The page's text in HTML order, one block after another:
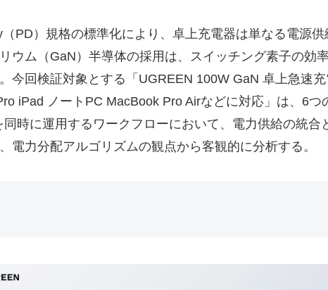
PD）規格の標準化により、卓上充電器は単なる電源
ウム（GaN）半導体の採用は、スイッチング素子の効
今回検証対象とする「UGREEN 100W GaN 卓上急速
iPad ノートPC MacBook Pro Airなどに対応」は、6
時に運用するワークフローにおいて、電力供給の統
電力分配アルゴリズムの観点から客観的に分析する。